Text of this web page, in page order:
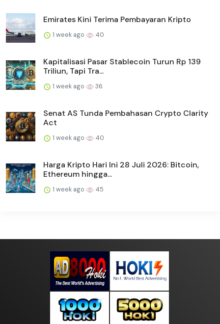
Emirates Kini Terima Pembayaran Kripto
1 week ago 40
Kapitalisasi Pasar Stablecoin Turun Rp 139
Triliun, Tapi Tra...
1 week ago 36
Senat AS Tunda Pembahasan Crypto Clarity
Act
1 week ago 40
Harga Kripto Hari Ini 28 Juli 2026: Bitcoin,
Ethereum hingga...
1 week ago 45